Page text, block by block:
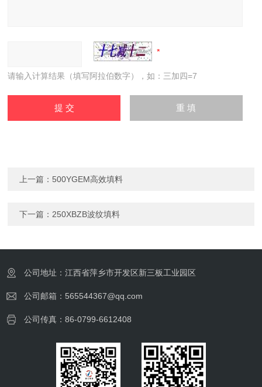
请输入计算结果（填写阿拉伯数字），如：三加四=7
上一篇： 500YGEM高效填料
下一篇： 250XBZB波纹填料
公司地址：江西省萍乡市开发区新三板工业园区
公司邮箱：565544367@qq.com
公司传真：86-0799-6612408